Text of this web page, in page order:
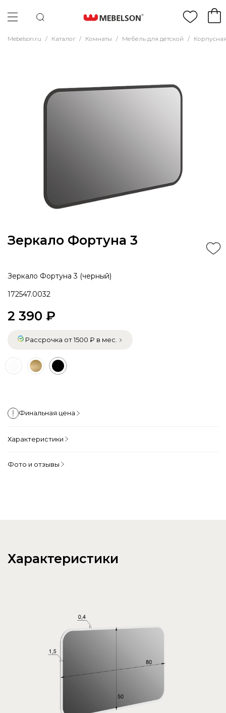
Mebelson.ru / Каталог / Комнаты / Мебель для детской /
Зеркало Фортуна 3
Зеркало Фортуна 3 (черный)
172547.0032
2 390 ₽
Рассрочка от 1500 ₽ в мес.
Финальная цена
Характеристики
Фото и отзывы
Характеристики